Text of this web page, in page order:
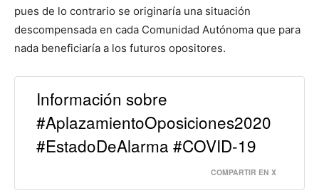
pues de lo contrario se originaría una situación
descompensada en cada Comunidad Autónoma que para
nada beneficiaría a los futuros opositores.
Información sobre
#AplazamientoOposiciones2020
#EstadoDeAlarma #COVID-19
COMPARTIR EN X